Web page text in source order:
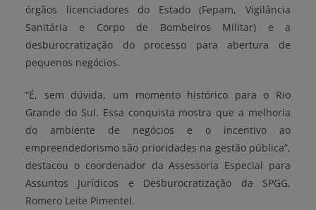
órgãos licenciadores do Estado (Fepam, Vigilância
Sanitária e Corpo de Bombeiros Militar) e a
desburocratização do processo para abertura de
pequenos negócios.
“É, sem dúvida, um momento histórico para o Rio
Grande do Sul. Essa conquista mostra que a melhoria
do ambiente de negócios e o incentivo ao
empreendedorismo são prioridades na gestão pública”,
destacou o coordenador da Assessoria Especial para
Assuntos Jurídicos e Desburocratização da SPGG,
Romero Leite Pimentel.